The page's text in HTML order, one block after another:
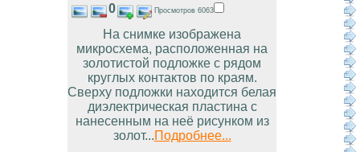
0 Просмотров 6063
На снимке изображена
микросхема, расположенная на
золотистой подложке с рядом
круглых контактов по краям.
Сверху подложки находится белая
диэлектрическая пластина с
нанесенным на неё рисунком из
золот...Подробнее...